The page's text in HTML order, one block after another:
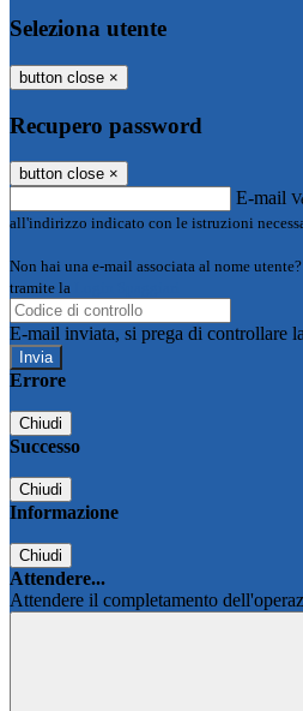
Seleziona utente
button close ×
Recupero password
button close ×
E-mail
all'indirizzo indicato con le istruzioni
Non hai una e-mail associata al nome
tramite la
E-mail inviata, si prega di controllare
Errore
Chiudi
Successo
Chiudi
Informazione
Chiudi
Attendere...
Attendere il completamento